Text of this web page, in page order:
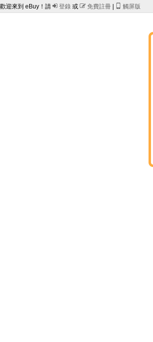
歡迎來到 eBuy！請  登錄 或  免費註冊 觸屏版